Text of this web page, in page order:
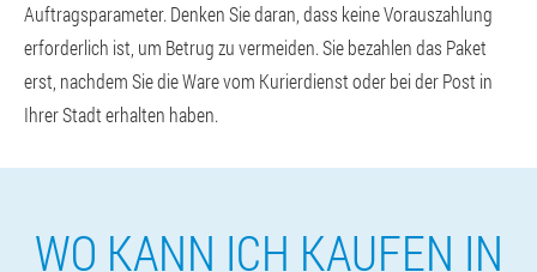
Auftragsparameter. Denken Sie daran, dass keine Vorauszahlung
erforderlich ist, um Betrug zu vermeiden. Sie bezahlen das Paket
erst, nachdem Sie die Ware vom Kurierdienst oder bei der Post in
Ihrer Stadt erhalten haben.
WO KANN ICH KAUFEN IN